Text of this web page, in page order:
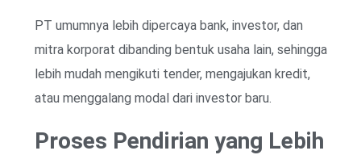
PT umumnya lebih dipercaya bank, investor, dan
mitra korporat dibanding bentuk usaha lain, sehingga
lebih mudah mengikuti tender, mengajukan kredit,
atau menggalang modal dari investor baru.
Proses Pendirian yang Lebih